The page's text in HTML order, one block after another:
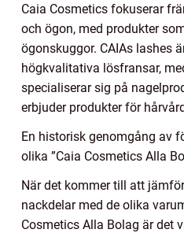
Caia Cosmetics fokuserar
och ögon, med produkter
ögonskuggor. CAIAs lashes
högkvalitativa lösfransar,
specialiserar sig på
erbjuder produkter för
En historisk genomgång av
olika ”Caia Cosmetics Alla
När det kommer till att
nackdelar med de olika
Cosmetics Alla Bolag är det